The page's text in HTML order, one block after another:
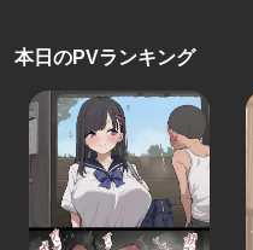
本日のPVランキング